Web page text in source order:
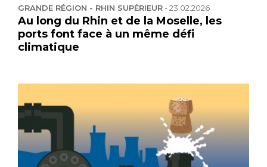
GRANDE RÉGION - RHIN SUPÉRIEUR-23.02.2026
Au long du Rhin et de la Moselle, les
ports font face à un même défi
climatique